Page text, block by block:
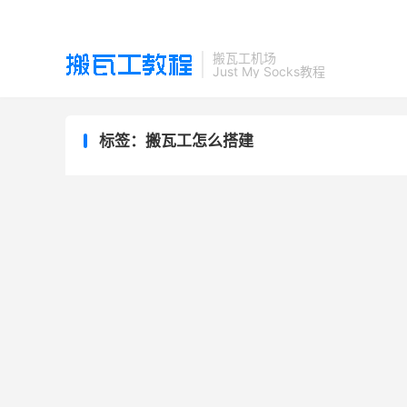
搬瓦工机场
Just My Socks教程
标签：搬瓦工怎么搭建